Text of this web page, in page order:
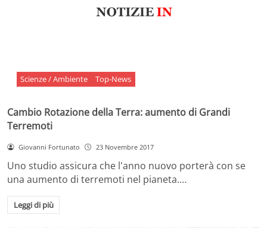
Scienze / Ambiente Top-News
Cambio Rotazione della Terra: aumento di Grandi
Terremoti
Giovanni Fortunato 23 Novembre 2017
Uno studio assicura che l'anno nuovo porterà con se
una aumento di terremoti nel pianeta.…
Leggi di più